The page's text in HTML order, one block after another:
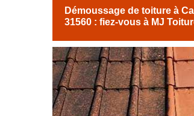
Démoussage de toiture à
31560 : fiez-vous à MJ